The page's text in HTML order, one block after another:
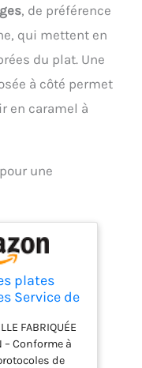
, de préférence
qui mettent en
du plat. Une
à côté permet
en caramel à
une
plates
Service de
Qualité -
main - 6
20 cm-
FABRIQUÉE
– Conforme à
de